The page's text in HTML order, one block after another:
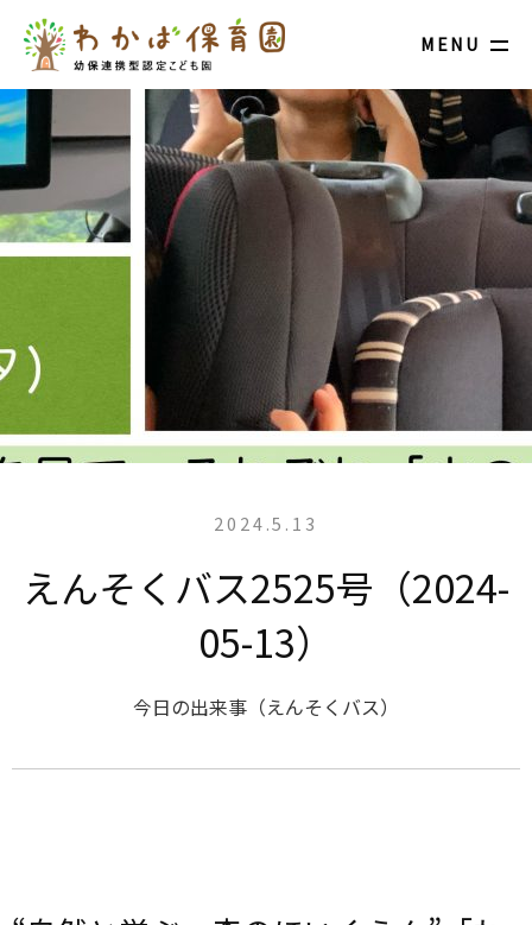
MENU
2024.5.13
えんそくバス2525号（2024-
05-13）
今日の出来事（えんそくバス）